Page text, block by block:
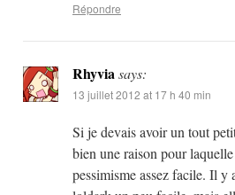
Répondre
Rhyviasays:
13 juillet 2012 at 17 h 40 min
Si je devais avoir un tout
bien une raison pour
pessimisme assez facile. Il y